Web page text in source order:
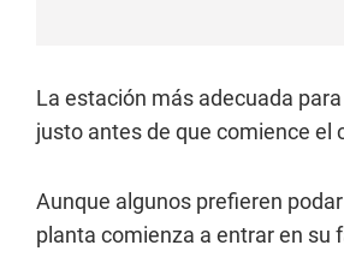
La estación más adecuada
justo antes de que comience el
Aunque algunos prefieren
planta comienza a entrar en su